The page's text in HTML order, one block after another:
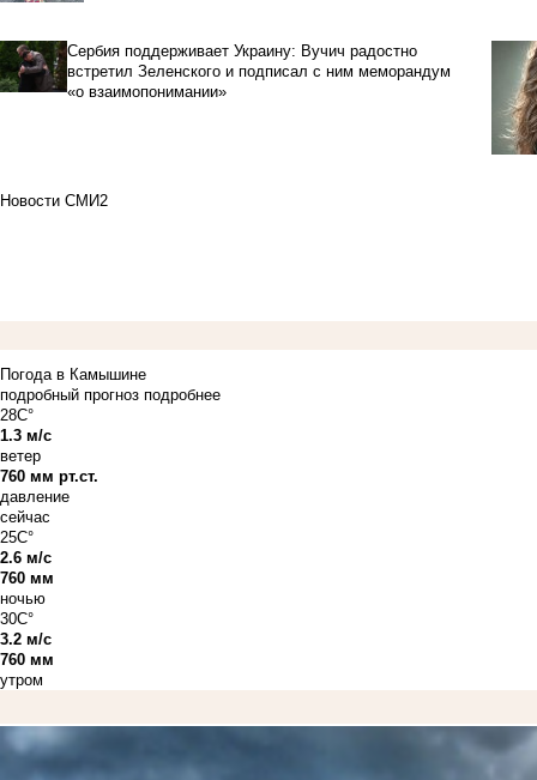
Сербия поддерживает Украину: Вучич радостно
встретил Зеленского и подписал с ним меморандум
«о взаимопонимании»
Новости СМИ2
Погода в Камышине
подробный прогноз подробнее
28C°
1.3 м/с
ветер
760 мм рт.ст.
давление
сейчас
25C°
2.6 м/с
760 мм
ночью
30C°
3.2 м/с
760 мм
утром